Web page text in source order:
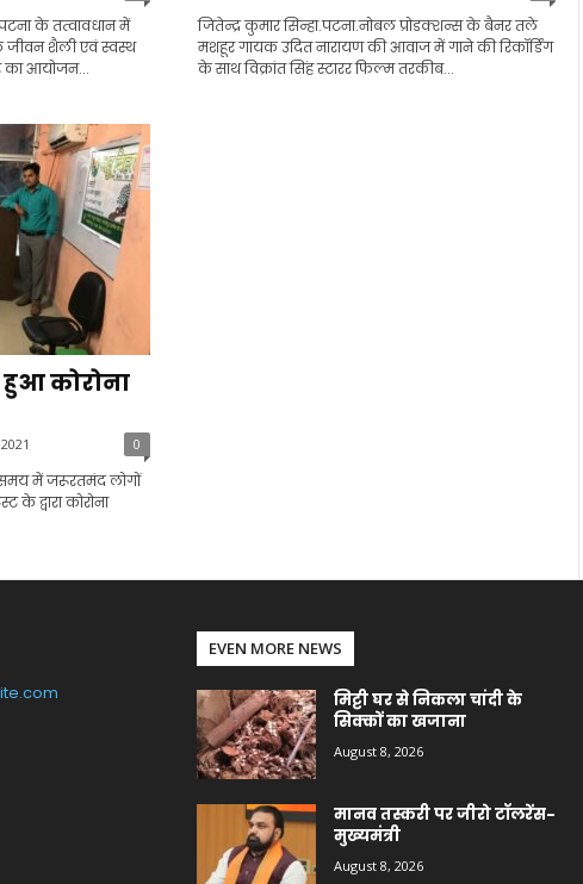
के तत्वावधान में
जीवन शैली एवं स्वस्थ
का आयोजन...
जितेन्द्र कुमार सिन्हा.पटना.नोबल प्रोडक्शन्स के बैनर तले
मशहूर गायक उदित नारायण की आवाज में गाने की रिकॉर्डिंग
के साथ विक्रांत सिंह स्टारर फिल्म तरकीब...
कोरोना
0
में जरूरतमंद लोगों
द्वारा कोरोना
EVEN MORE NEWS
मिट्टी घर से निकला चांदी के
सिक्कों का खजाना
August 8, 2026
मानव तस्करी पर जीरो टॉलरेंस-
मुख्यमंत्री
August 8, 2026